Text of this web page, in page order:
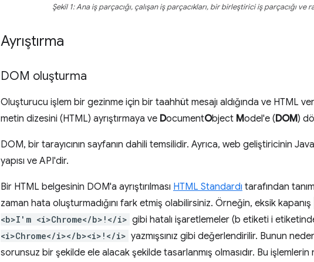
Şekil 1: Ana iş parçacığı, çalışan iş parçacıkları, bir birleştirici iş parçacığı
Ayrıştırma
DOM oluşturma
Oluşturucu işlem bir gezinme için bir taahhüt mesajı aldığında ve HTML
metin dizesini (HTML) ayrıştırmaya ve DocumentObject Model'e (DOM)
DOM, bir tarayıcının sayfanın dahili temsilidir. Ayrıca, web geliştiricinin
yapısı ve API'dir.
Bir HTML belgesinin DOM'a ayrıştırılması HTML Standardı tarafından
zaman hata oluşturmadığını fark etmiş olabilirsiniz. Örneğin, eksik kapanış
<b>I'm <i>Chrome</b>!</i> gibi hatalı işaretlemeler (b etiketi i
<i>Chrome</i></b><i>!</i> yazmışsınız gibi değerlendirilir. Bunun
sorunsuz bir şekilde ele alacak şekilde tasarlanmış olmasıdır. Bu işlemlerin